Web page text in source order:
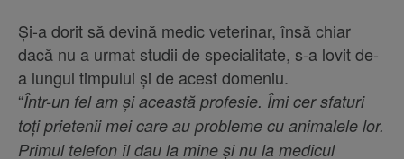
Și-a dorit să devină medic veterinar, însă chiar
dacă nu a urmat studii de specialitate, s-a lovit de-
a lungul timpului și de acest domeniu.
“Într-un fel am și această profesie. Îmi cer sfaturi
toți prietenii mei care au probleme cu animalele lor.
Primul telefon îl dau la mine și nu la medicul